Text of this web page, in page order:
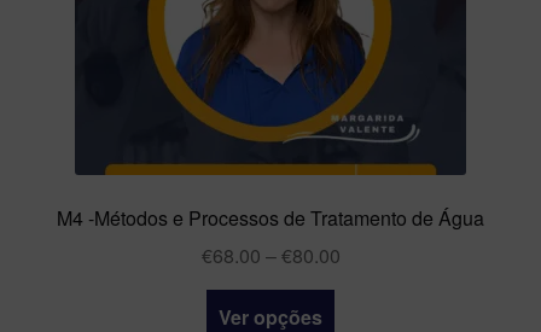
M4 -Métodos e Processos de Tratamento de Água
€68.00 –€80.00
Ver opções